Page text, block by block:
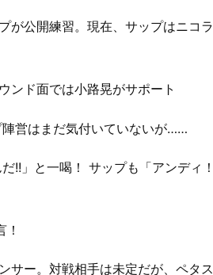
が公開練習。現在、サップはニコラ
ンド面では小路晃がサポート
営はまだ気付いていないが……
!!」と一喝！ サップも「アンディ！
サー。対戦相手は未定だが、ペタス